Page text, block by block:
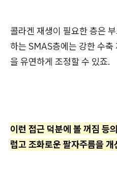
콜라겐 재생이 필요한 층은
하는 SMAS층에는 강한 수
을 유연하게 조정할 수 있죠.
이런 접근 덕분에 볼 꺼짐 등
럽고 조화로운 팔자주름을